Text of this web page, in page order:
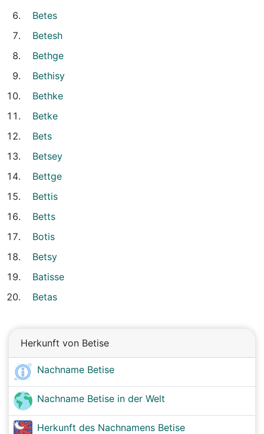
Betes
Betesh
Bethge
Bethisy
Bethke
Betke
Bets
Betsey
Bettge
Bettis
Betts
Botis
Betsy
Batisse
Betas
Herkunft von Betise
Nachname Betise
Nachname Betise in der Welt
Herkunft des Nachnamens Betise